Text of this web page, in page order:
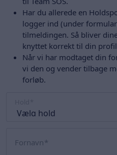
Har du allerede en
logger ind (under
tilmeldingen. Så bliver
knyttet korrekt til din
Når vi har modtaget din
vi den og vender tilbage
forløb.
Fornavn